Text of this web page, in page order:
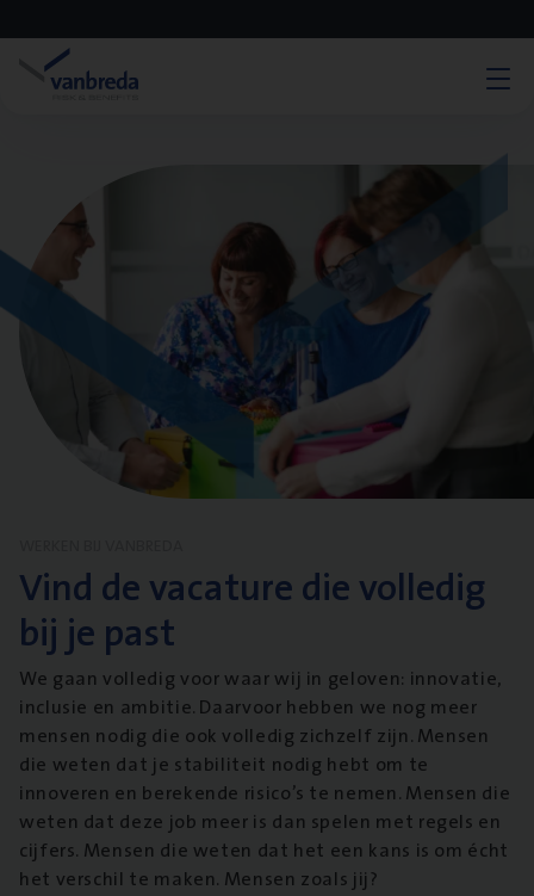
Vind de vacature die volledig
bij je past
We gaan volledig voor waar wij in geloven: innovatie,
inclusie en ambitie. Daarvoor hebben we nog meer
mensen nodig die ook volledig zichzelf zijn. Mensen
die weten dat je stabiliteit nodig hebt om te
innoveren en berekende risico’s te nemen. Mensen die
weten dat deze job meer is dan spelen met regels en
cijfers. Mensen die weten dat het een kans is om écht
het verschil te maken. Mensen zoals jij?